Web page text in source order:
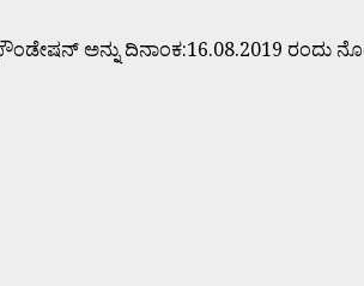
ಅನ್ನು ದಿನಾಂಕ:16.08.2019 ರಂದು